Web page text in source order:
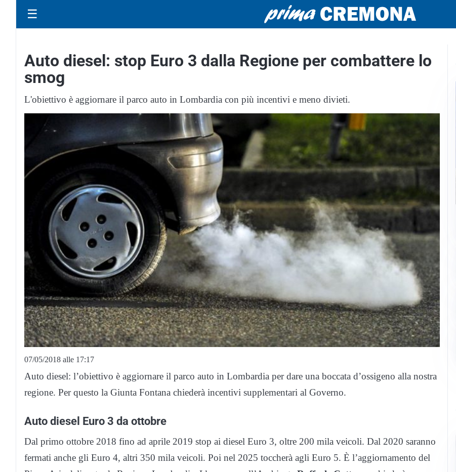
☰
Auto diesel: stop Euro 3 dalla Regione per combattere lo
smog
L'obiettivo è aggiornare il parco auto in Lombardia con più incentivi e meno divieti.
07/05/2018 alle 17:17
Auto diesel: l’obiettivo è aggiornare il parco auto in Lombardia per dare una boccata d’ossigeno alla nostra
regione. Per questo la Giunta Fontana chiederà incentivi supplementari al Governo.
Auto diesel Euro 3 da ottobre
Dal primo ottobre 2018 fino ad aprile 2019 stop ai diesel Euro 3, oltre 200 mila veicoli. Dal 2020 saranno
fermati anche gli Euro 4, altri 350 mila veicoli. Poi nel 2025 toccherà agli Euro 5. È l’aggiornamento del